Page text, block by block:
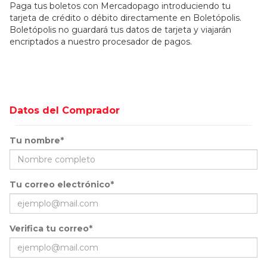
Paga tus boletos con Mercadopago introduciendo tu
tarjeta de crédito o débito directamente en Boletópolis.
Boletópolis no guardará tus datos de tarjeta y viajarán
encriptados a nuestro procesador de pagos.
Datos del Comprador
Tu nombre*
Tu correo electrónico*
Verifica tu correo*